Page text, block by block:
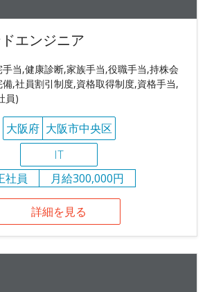
エンジニア
当,健康診断,家族手当,役職手当,持株会
,社員割引制度,資格取得制度,資格手当,
員)
大阪府 大阪市中央区
IT
社員
月給300,000円
詳細を見る